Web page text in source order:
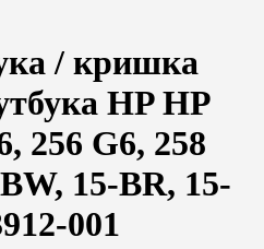
/ кришка
HP HP
256 G6, 258
15-BR, 15-
001